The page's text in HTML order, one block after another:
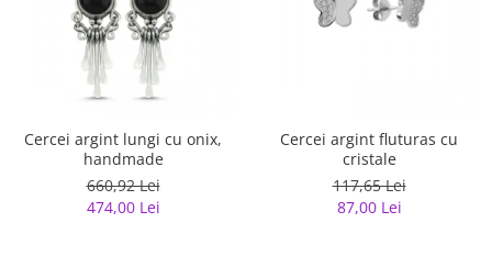
Cercei argint lungi cu onix,
handmade
660,92 Lei
474,00 Lei
Cercei argint fluturas cu
cristale
117,65 Lei
87,00 Lei